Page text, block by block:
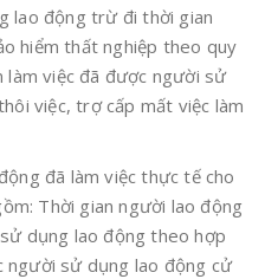
lao động trừ đi thời gian
hiểm thất nghiệp theo quy
làm việc đã được người sử
việc, trợ cấp mất việc làm
đã làm việc thực tế cho
Thời gian người lao động
dụng lao động theo hợp
người sử dụng lao động cử